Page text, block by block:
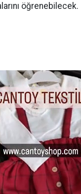
öğrenebilecek.